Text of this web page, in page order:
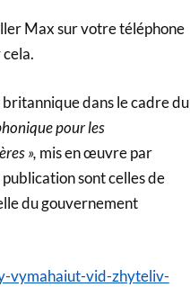
Max sur votre téléphone
dans le cadre du
pour les
», mis en œuvre par
sont celles de
du gouvernement
vymahaiut-vid-zhyteliv-